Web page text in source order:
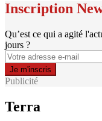
Inscription
Qu’est ce qui a agité
jours ?
Publicité
Terra